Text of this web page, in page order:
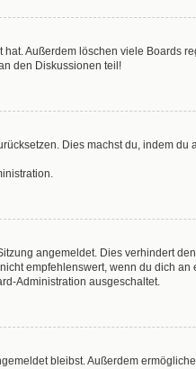
Außerdem löschen viele Boards
den Diskussionen teil!
Dies machst du, indem du
angemeldet. Dies verhindert
empfehlenswert, wenn du dich
Administration ausgeschaltet.
bleibst. Außerdem